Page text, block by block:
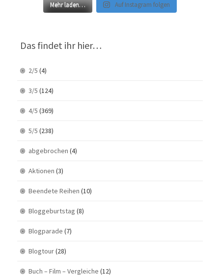
Mehr laden… Auf Instagram folgen
Das findet ihr hier…
2/5 (4)
3/5 (124)
4/5 (369)
5/5 (238)
abgebrochen (4)
Aktionen (3)
Beendete Reihen (10)
Bloggeburtstag (8)
Blogparade (7)
Blogtour(28)
Buch – Film – Vergleiche (12)